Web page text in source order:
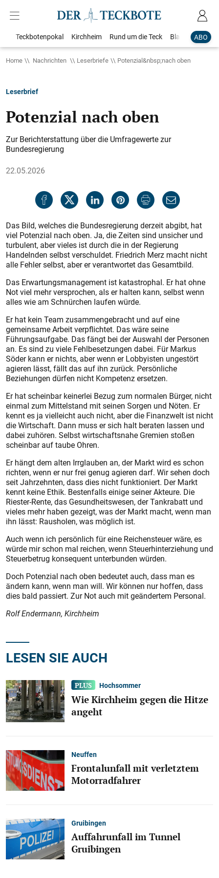
ABO
Teckbotenpokal Kirchheim Rund um die Teck Blaulicht
Home Nachrichten Leserbriefe Potenzial&nbsp;nach oben
Leserbrief
Potenzial nach oben
Zur Berichterstattung über die Umfragewerte zur
Bundesregierung
22.05.2026
Das Bild, welches die Bundesregierung derzeit abgibt, hat
viel Potenzial nach oben. Ja, die Zeiten sind unsicher und
turbulent, aber vieles ist durch die in der Regierung
Handelnden selbst verschuldet. Friedrich Merz macht nicht
alle Fehler selbst, aber er verantwortet das Gesamtbild.
Das Erwartungsmanagement ist katastrophal. Er hat ohne
Not viel mehr versprochen, als er halten kann, selbst wenn
alles wie am Schnürchen laufen würde.
Er hat kein Team zusammengebracht und auf eine
gemeinsame Arbeit verpflichtet. Das wäre seine
Führungsaufgabe. Das fängt bei der Auswahl der Personen
an. Es sind zu viele Fehlbesetzungen dabei. Für Markus
Söder kann er nichts, aber wenn er Lobbyisten ungestört
agieren lässt, fällt das auf ihn zurück. Persönliche
Beziehungen dürfen nicht Kompetenz ersetzen.
Er hat scheinbar keinerlei Bezug zum normalen Bürger, nicht
einmal zum Mittelstand mit seinen Sorgen und Nöten. Er
kennt es ja vielleicht auch nicht, aber die Finanzwelt ist nicht
die Wirtschaft. Dann muss er sich halt beraten lassen und
dabei zuhören. Selbst wirtschaftsnahe Gremien stoßen
scheinbar auf taube Ohren.
Er hängt dem alten Irrglauben an, der Markt wird es schon
richten, wenn er nur frei genug agieren darf. Wir sehen doch
seit Jahrzehnten, dass dies nicht funktioniert. Der Markt
kennt keine Ethik. Bestenfalls einige seiner Akteure. Die
Riester-Rente, das Gesundheitswesen, der Tankrabatt und
vieles mehr haben gezeigt, was der Markt macht, wenn man
ihn lässt: Rausholen, was möglich ist.
Auch wenn ich persönlich für eine Reichensteuer wäre, es
würde mir schon mal reichen, wenn Steuerhinterziehung und
Steuerbetrug konsequent unterbunden würden.
Doch Potenzial nach oben bedeutet auch, dass man es
ändern kann, wenn man will. Wir können nur hoffen, dass
dies bald passiert. Zur Not auch mit geändertem Personal.
Rolf Endermann, Kirchheim
LESEN SIE AUCH
Hochsommer
Wie Kirchheim gegen die Hitze
angeht
Neuffen
Frontalunfall mit verletztem
Motorradfahrer
Gruibingen
Auffahrunfall im Tunnel
Gruibingen